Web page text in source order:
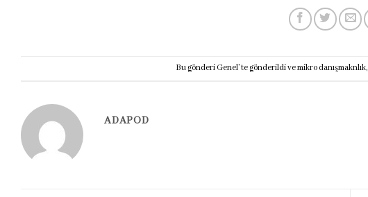
Bu gönderi Genel’ te gönderildi vemikro danışmaknlık,
ADAPOD